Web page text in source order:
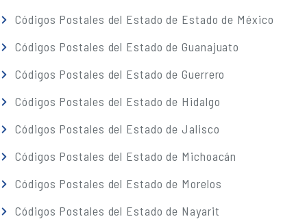
Códigos Postales del Estado de Estado de México
Códigos Postales del Estado de Guanajuato
Códigos Postales del Estado de Guerrero
Códigos Postales del Estado de Hidalgo
Códigos Postales del Estado de Jalisco
Códigos Postales del Estado de Michoacán
Códigos Postales del Estado de Morelos
Códigos Postales del Estado de Nayarit